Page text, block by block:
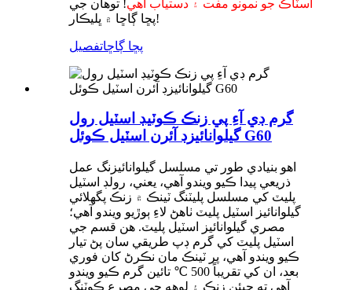
اسٽاڪ جو نمونو مفت ۽ دستياب آهي! توهان جي
پڇا ڳاڇا ۾ ڀليڪار!
پڇا ڳاڇاتفصيل
گرم ڊي آءِ پي زنڪ ڪوٽيڊ اسٽيل رول
گيلوانائيزڊ آئرن اسٽيل ڪوئل G60
اهو بنيادي طور تي مسلسل گيلوانائيزنگ عمل
ذريعي پيدا ڪيو ويندو آهي، يعني، رولڊ اسٽيل
پليٽ کي مسلسل پليٽنگ ٽينڪ ۾ زنڪ پگھلائي
گيلوانائيز اسٽيل پليٽ ٺاهڻ لاءِ ٻوڙيو ويندو آهي؛
مصري گيلوانائيز اسٽيل پليٽ. هن قسم جي
اسٽيل پليٽ کي گرم ڊپ طريقي سان پڻ تيار
ڪيو ويندو آهي، پر ٽينڪ مان نڪرڻ کان فوري
بعد، ان کي تقريباً 500 ℃ تائين گرم ڪيو ويندو
آهي ته جيئن زنڪ ۽ لوهه جي مصرع ڪوٽنگ